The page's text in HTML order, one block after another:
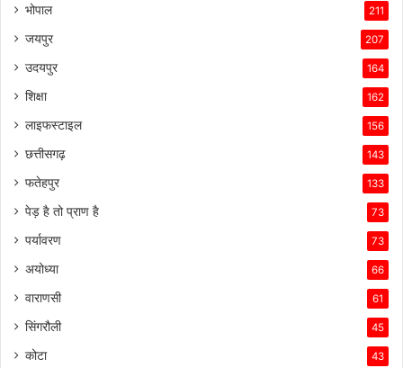
भोपाल 211
जयपुर 207
उदयपुर 164
शिक्षा 162
लाइफस्टाइल 156
छत्तीसगढ़ 143
फतेहपुर 133
पेड़ है तो प्राण है 73
पर्यावरण 73
अयोध्या 66
वाराणसी 61
सिंगरौली 45
कोटा 43